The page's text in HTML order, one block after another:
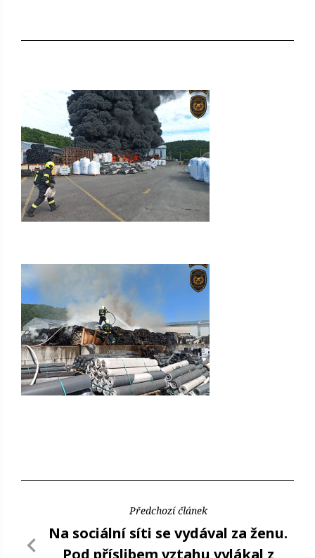
Předchozí článek
Na sociální síti se vydával za ženu.
Pod příslibem vztahu vylákal z